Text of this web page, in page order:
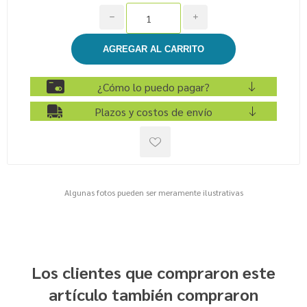
i
h
¿Cómo lo puedo pagar?
Plazos y costos de envío
Algunas fotos pueden ser meramente ilustrativas
Los clientes que compraron este
artículo también compraron